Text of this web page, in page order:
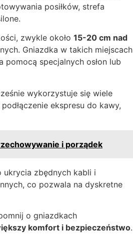
posiłków, strefa
zwykle około 15-20 cm nad
Gniazdka w takich miejscach
specjalnych osłon lub
wykorzystuje się wiele
ekspresu do kawy,
i porządek
ukrycia zbędnych kabli i
co pozwala na dyskretne
o gniazdkach
komfort i bezpieczeństwo.